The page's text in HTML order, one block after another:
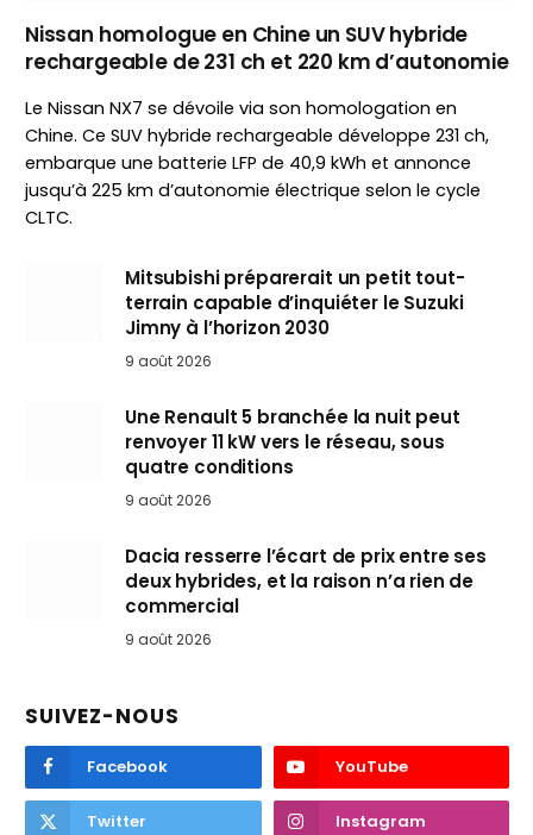
Nissan homologue en Chine un SUV hybride
rechargeable de 231 ch et 220 km d’autonomie
Le Nissan NX7 se dévoile via son homologation en
Chine. Ce SUV hybride rechargeable développe 231 ch,
embarque une batterie LFP de 40,9 kWh et annonce
jusqu’à 225 km d’autonomie électrique selon le cycle
CLTC.
Mitsubishi préparerait un petit tout-
terrain capable d’inquiéter le Suzuki
Jimny à l’horizon 2030
9 août 2026
Une Renault 5 branchée la nuit peut
renvoyer 11 kW vers le réseau, sous
quatre conditions
9 août 2026
Dacia resserre l’écart de prix entre ses
deux hybrides, et la raison n’a rien de
commercial
9 août 2026
SUIVEZ-NOUS
Facebook YouTube
Twitter Instagram